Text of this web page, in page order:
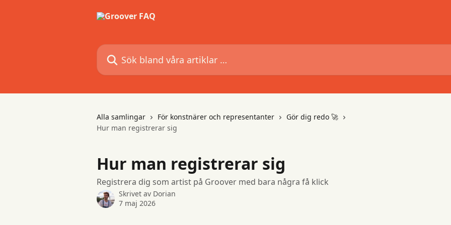
Sök bland våra artiklar …
Alla samlingar För konstnärer och representanter
Gör dig redo 🚀
Hur man registrerar sig
Hur man registrerar sig
Registrera dig som artist på Groover med bara några få klick
Skrivet av Dorian
7 maj 2026